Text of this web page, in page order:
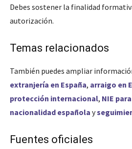
Debes sostener la finalidad
autorización.
Temas relacionados
También puedes ampliar
extranjería en España, arraigo en
protección internacional, NIE
nacionalidad española y
Fuentes oficiales